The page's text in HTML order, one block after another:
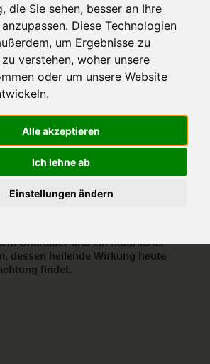
die Sie sehen, besser an Ihre
Diese Technologien
um Ergebnisse zu
verstehen, woher unsere
oder um unsere Website
Alle akzeptieren
Ich lehne ab
Einstellungen ändern
(334527362) / Adobe Stock
und
Berge mehr
Kulisse
jeher als Orte der Kraft, der
Charakter und ein natürlicher
dessen heilende Wirkung heute
findet.